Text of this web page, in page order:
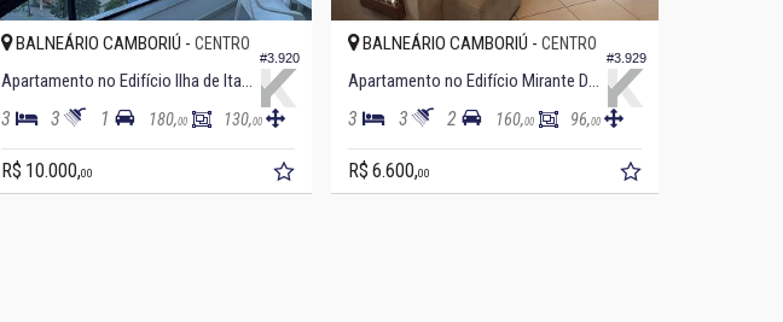
#3.920
BALNEÁRIO CAMBORIÚ - CENTRO
Apartamento no Edifício Ilha de Itacuruçá
3 3 1 180,00 130,00
R$ 10.000,00
#3.929
BALNEÁRIO CAMBORIÚ - CENTRO
Apartamento no Edifício Mirante Das Ondas
3 3 2 160,00 96,00
R$ 6.600,00